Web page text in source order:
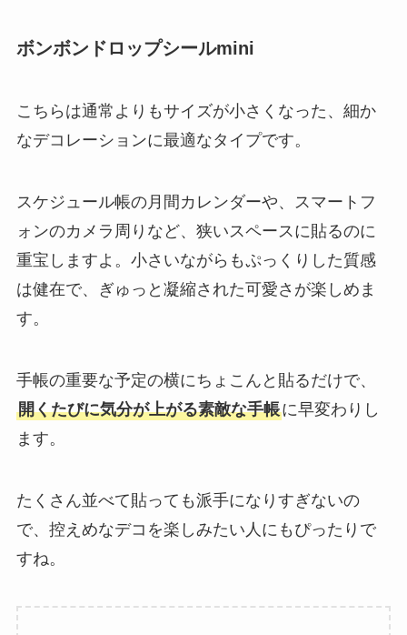
ボンボンドロップシールmini
こちらは通常よりもサイズが小さくなった、細か
なデコレーションに最適なタイプです。
スケジュール帳の月間カレンダーや、スマートフ
ォンのカメラ周りなど、狭いスペースに貼るのに
重宝しますよ。小さいながらもぷっくりした質感
は健在で、ぎゅっと凝縮された可愛さが楽しめま
す。
手帳の重要な予定の横にちょこんと貼るだけで、
開くたびに気分が上がる素敵な手帳に早変わりし
ます。
たくさん並べて貼っても派手になりすぎないの
で、控えめなデコを楽しみたい人にもぴったりで
すね。